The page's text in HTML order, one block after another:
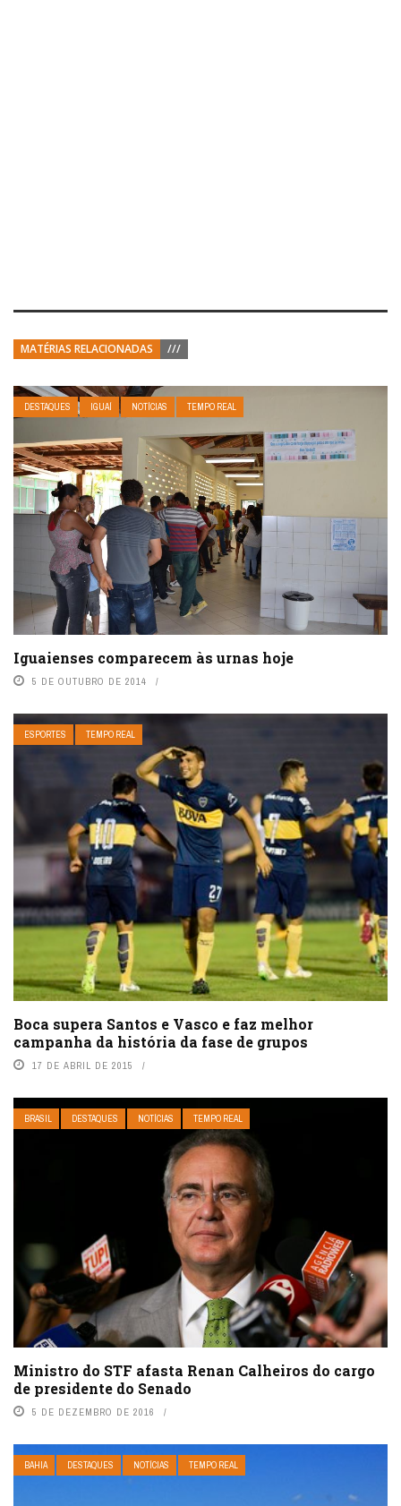
MATÉRIAS RELACIONADAS ///
DESTAQUES IGUAÍ NOTÍCIAS TEMPO REAL
Iguaienses comparecem às urnas hoje
5 DE OUTUBRO DE 2014
ESPORTES TEMPO REAL
Boca supera Santos e Vasco e faz melhor
campanha da história da fase de grupos
17 DE ABRIL DE 2015
BRASIL DESTAQUES NOTÍCIAS TEMPO REAL
Ministro do STF afasta Renan Calheiros do cargo
de presidente do Senado
5 DE DEZEMBRO DE 2016
BAHIA DESTAQUES NOTÍCIAS TEMPO REAL